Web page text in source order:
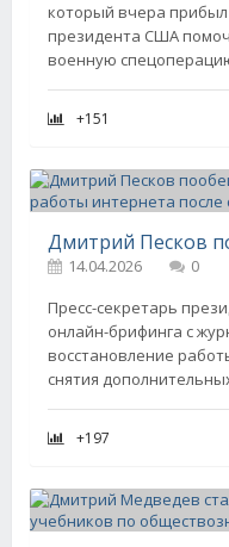
который вчера
президента США
военную
+151
14.04.2026
0
Пресс-секретарь
онлайн-брифинга с
восстановление
снятия
+197